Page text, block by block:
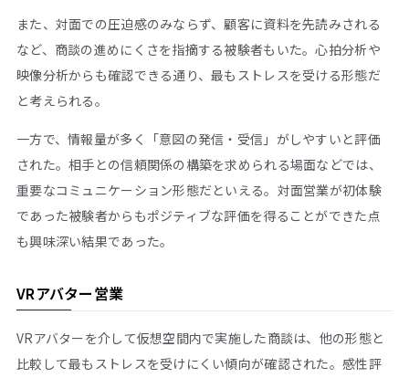
また、対面での圧迫感のみならず、顧客に資料を先読みされる
など、商談の進めにくさを指摘する被験者もいた。心拍分析や
映像分析からも確認できる通り、最もストレスを受ける形態だ
と考えられる。
一方で、情報量が多く「意図の発信・受信」がしやすいと評価
された。相手との信頼関係の構築を求められる場面などでは、
重要なコミュニケーション形態だといえる。対面営業が初体験
であった被験者からもポジティブな評価を得ることができた点
も興味深い結果であった。
VRアバター営業
VRアバターを介して仮想空間内で実施した商談は、他の形態と
比較して最もストレスを受けにくい傾向が確認された。感性評